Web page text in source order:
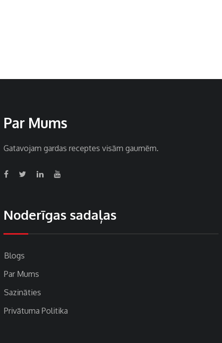
Par Mums
Gatavojam gardas receptes visām gaumēm.
Noderīgas sadaļas
Blogs
Par Mums
Sazināties
Privātuma Politika